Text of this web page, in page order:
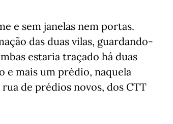
e sem janelas nem portas.
das duas vilas, guardando-
estaria traçado há duas
e mais um prédio, naquela
de prédios novos, dos CTT